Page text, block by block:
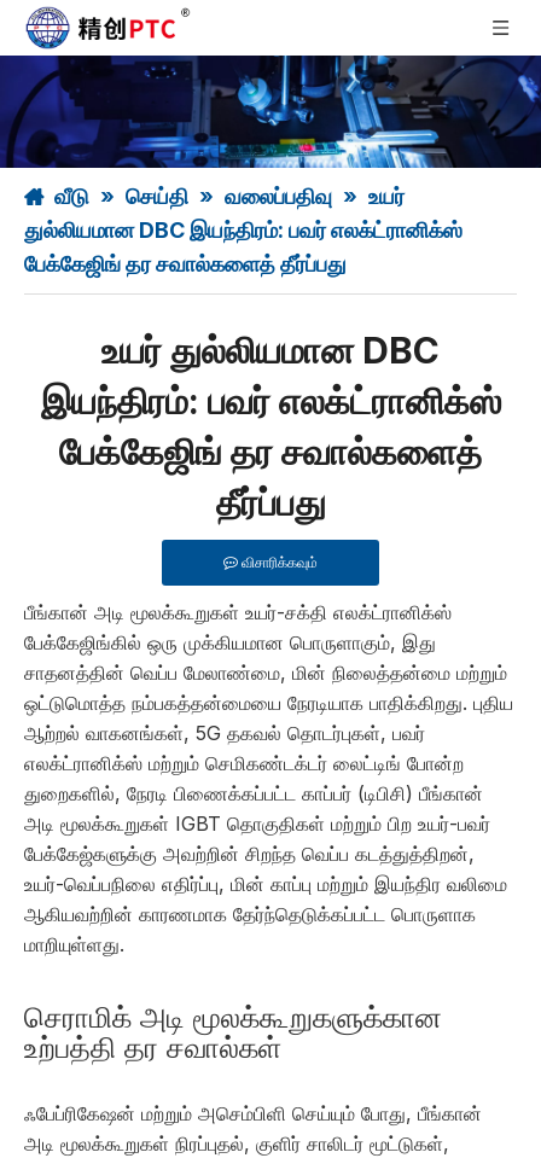
வீடு » செய்தி » வலைப்பதிவு » உயர்
துல்லியமான DBC இயந்திரம்: பவர் எலக்ட்ரானிக்ஸ்
பேக்கேஜிங் தர சவால்களைத் தீர்ப்பது
உயர் துல்லியமான DBC
இயந்திரம்: பவர் எலக்ட்ரானிக்ஸ்
பேக்கேஜிங் தர சவால்களைத்
தீர்ப்பது
விசாரிக்கவும்
பீங்கான் அடி மூலக்கூறுகள் உயர்-சக்தி எலக்ட்ரானிக்ஸ்
பேக்கேஜிங்கில் ஒரு முக்கியமான பொருளாகும், இது
சாதனத்தின் வெப்ப மேலாண்மை, மின் நிலைத்தன்மை மற்றும்
ஒட்டுமொத்த நம்பகத்தன்மையை நேரடியாக பாதிக்கிறது. புதிய
ஆற்றல் வாகனங்கள், 5G தகவல் தொடர்புகள், பவர்
எலக்ட்ரானிக்ஸ் மற்றும் செமிகண்டக்டர் லைட்டிங் போன்ற
துறைகளில், நேரடி பிணைக்கப்பட்ட காப்பர் (டிபிசி) பீங்கான்
அடி மூலக்கூறுகள் IGBT தொகுதிகள் மற்றும் பிற உயர்-பவர்
பேக்கேஜ்களுக்கு அவற்றின் சிறந்த வெப்ப கடத்துத்திறன்,
உயர்-வெப்பநிலை எதிர்ப்பு, மின் காப்பு மற்றும் இயந்திர வலிமை
ஆகியவற்றின் காரணமாக தேர்ந்தெடுக்கப்பட்ட பொருளாக
மாறியுள்ளது.
செராமிக் அடி மூலக்கூறுகளுக்கான
உற்பத்தி தர சவால்கள்
ஃபேப்ரிகேஷன் மற்றும் அசெம்பிளி செய்யும் போது, ​​பீங்கான்
அடி மூலக்கூறுகள் நிரப்புதல், குளிர் சாலிடர் மூட்டுகள்,